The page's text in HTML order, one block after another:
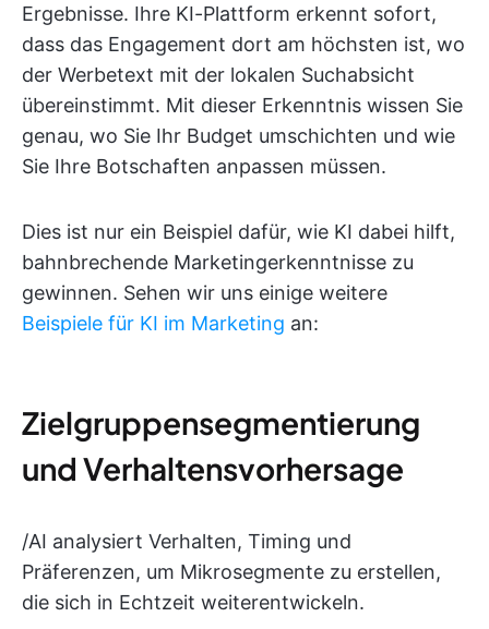
Ergebnisse. Ihre KI-Plattform erkennt sofort,
dass das Engagement dort am höchsten ist, wo
der Werbetext mit der lokalen Suchabsicht
übereinstimmt. Mit dieser Erkenntnis wissen Sie
genau, wo Sie Ihr Budget umschichten und wie
Sie Ihre Botschaften anpassen müssen.
Dies ist nur ein Beispiel dafür, wie KI dabei hilft,
bahnbrechende Marketingerkenntnisse zu
gewinnen. Sehen wir uns einige weitere
Beispiele für KI im Marketing an:
Zielgruppensegmentierung
und Verhaltensvorhersage
/AI analysiert Verhalten, Timing und
Präferenzen, um Mikrosegmente zu erstellen,
die sich in Echtzeit weiterentwickeln.